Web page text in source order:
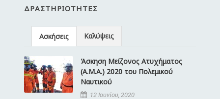
ΔΡΑΣΤΗΡΙΌΤΗΤΕΣ
Ασκήσεις Καλύψεις
Άσκηση Μείζονος Ατυχήματος
(Α.Μ.Α.) 2020 του Πολεμικού
Ναυτικού
12 Ιουνίου, 2020